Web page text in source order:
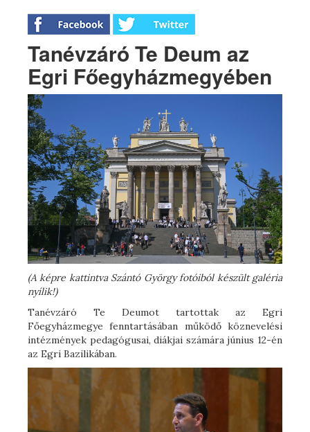
Tanévzáró Te Deum az
Egri Főegyházmegyében
(A képre kattintva Szántó György fotóiból készült galéria
nyílik!)
Tanévzáró Te Deumot tartottak az Egri
Főegyházmegye fenntartásában működő köznevelési
intézmények pedagógusai, diákjai számára június 12-én
az Egri Bazilikában.